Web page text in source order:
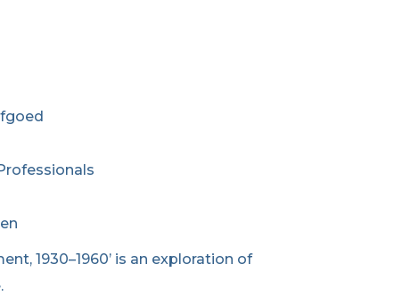
1930–1960’ is an exploration of